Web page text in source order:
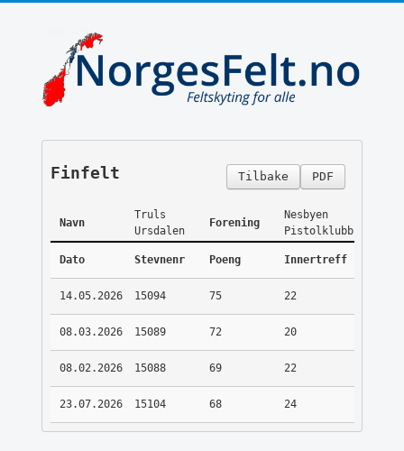
PDF
Tilbake
Finfelt
Navn
Truls
Ursdalen
Forening
Nesbyen
Pistolklubb
Dato Stevnenr Poeng Innertreff
14.05.2026 15094 75 22
08.03.2026 15089 72 20
08.02.2026 15088 69 22
23.07.2026 15104 68 24